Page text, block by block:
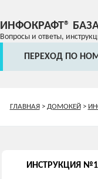
ИНФОКРАФТ®
Вопросы и ответы,
ПЕРЕХОД ПО
ГЛАВНАЯ> ДОМОКЕЙ>
ИНСТРУКЦИЯ